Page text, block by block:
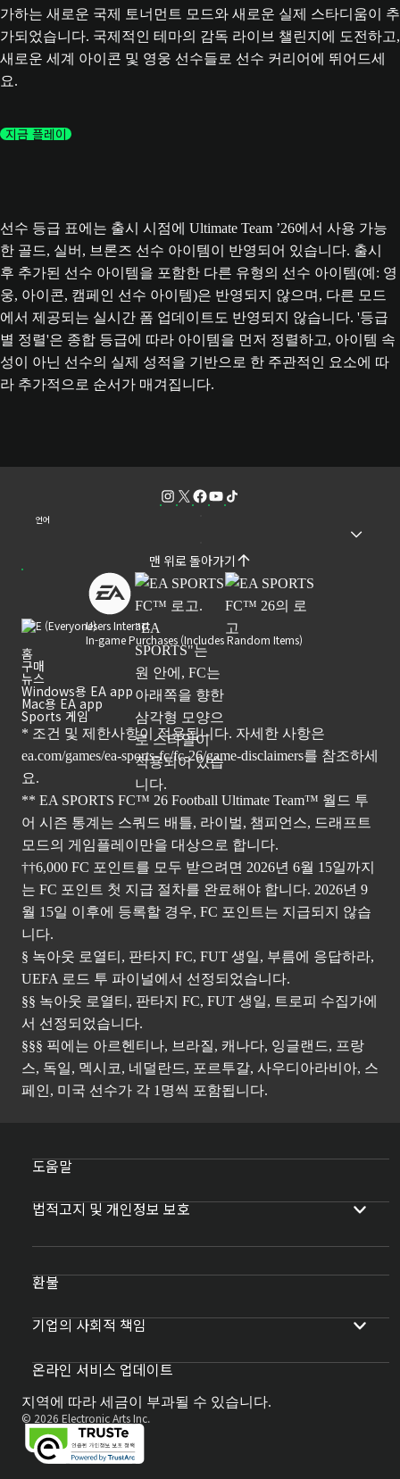
가하는 새로운 국제 토너먼트 모드와 새로운 실제 스타디움이 추
가되었습니다. 국제적인 테마의 감독 라이브 챌린지에 도전하고,
새로운 세계 아이콘 및 영웅 선수들로 선수 커리어에 뛰어드세
요.
지금 플레이
선수 등급 표에는 출시 시점에 Ultimate Team ’26에서 사용 가능
한 골드, 실버, 브론즈 선수 아이템이 반영되어 있습니다. 출시
후 추가된 선수 아이템을 포함한 다른 유형의 선수 아이템(예: 영
웅, 아이콘, 캠페인 선수 아이템)은 반영되지 않으며, 다른 모드
에서 제공되는 실시간 폼 업데이트도 반영되지 않습니다. '등급
별 정렬'은 종합 등급에 따라 아이템을 먼저 정렬하고, 아이템 속
성이 아닌 선수의 실제 성적을 기반으로 한 주관적인 요소에 따
라 추가적으로 순서가 매겨집니다.
언어
맨 위로 돌아가기
Users Interact
In-game Purchases (Includes Random Items)
홈
구매
뉴스
Windows용 EA app
Mac용 EA app
Sports 게임
* 조건 및 제한사항이 적용됩니다. 자세한 사항은
ea.com/games/ea-sports-fc/fc-26/game-disclaimers를 참조하세
요.
** EA SPORTS FC™ 26 Football Ultimate Team™ 월드 투
어 시즌 통계는 스쿼드 배틀, 라이벌, 챔피언스, 드래프트
모드의 게임플레이만을 대상으로 합니다.
††6,000 FC 포인트를 모두 받으려면 2026년 6월 15일까지
는 FC 포인트 첫 지급 절차를 완료해야 합니다. 2026년 9
월 15일 이후에 등록할 경우, FC 포인트는 지급되지 않습
니다.
§ 녹아웃 로열티, 판타지 FC, FUT 생일, 부름에 응답하라,
UEFA 로드 투 파이널에서 선정되었습니다.
§§ 녹아웃 로열티, 판타지 FC, FUT 생일, 트로피 수집가에
서 선정되었습니다.
§§§ 픽에는 아르헨티나, 브라질, 캐나다, 잉글랜드, 프랑
스, 독일, 멕시코, 네덜란드, 포르투갈, 사우디아라비아, 스
페인, 미국 선수가 각 1명씩 포함됩니다.
도움말
법적고지 및 개인정보 보호
환불
기업의 사회적 책임
온라인 서비스 업데이트
지역에 따라 세금이 부과될 수 있습니다.
© 2026 Electronic Arts Inc.